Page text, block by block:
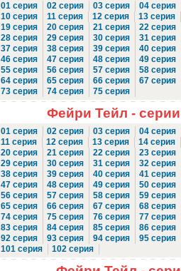
01 серия 02 серия 03 серия
04 серия
10 серия
11 серия 12 серия
13 серия
19 серия
20 серия 21 серия
22 серия
28 серия
29 серия 30 серия
31 серия
37 серия
38 серия 39 серия
40 серия
46 серия
47 серия 48 серия
49 серия
55 серия
56 серия 57 серия
58 серия
64 серия
65 серия 66 серия
67 серия
73 серия
74 серия 75 серия
Фейри Тейл -
01 серия 02 серия 03 серия
04 серия
11 серия
12 серия 13 серия
14 серия
20 серия
21 серия 22 серия
23 серия
29 серия
30 серия 31 серия
32 серия
38 серия
39 серия 40 серия
41 серия
47 серия
48 серия 49 серия
50 серия
56 серия
57 серия 58 серия
59 серия
65 серия
66 серия 67 серия
68 серия
74 серия
75 серия 76 серия
77 серия
83 серия
84 серия 85 серия
86 серия
92 серия
93 серия 94 серия
95 серия
101 серия
102 серия